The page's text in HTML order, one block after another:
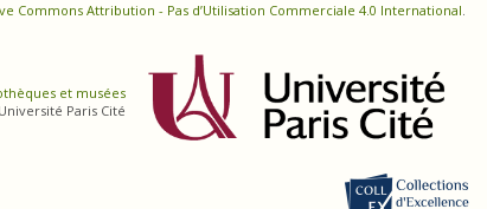
Commons Attribution - Pas d’Utilisation Commerciale 4.0 International.
et musées
Paris Cité